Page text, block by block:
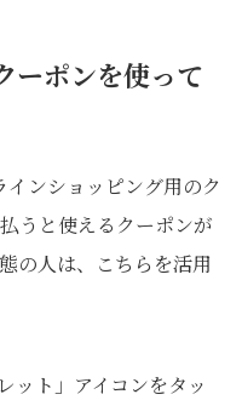
ーポンを使って
ンショッピング用のク
うと使えるクーポンが
の人は、こちらを活用
ット」アイコンをタッ